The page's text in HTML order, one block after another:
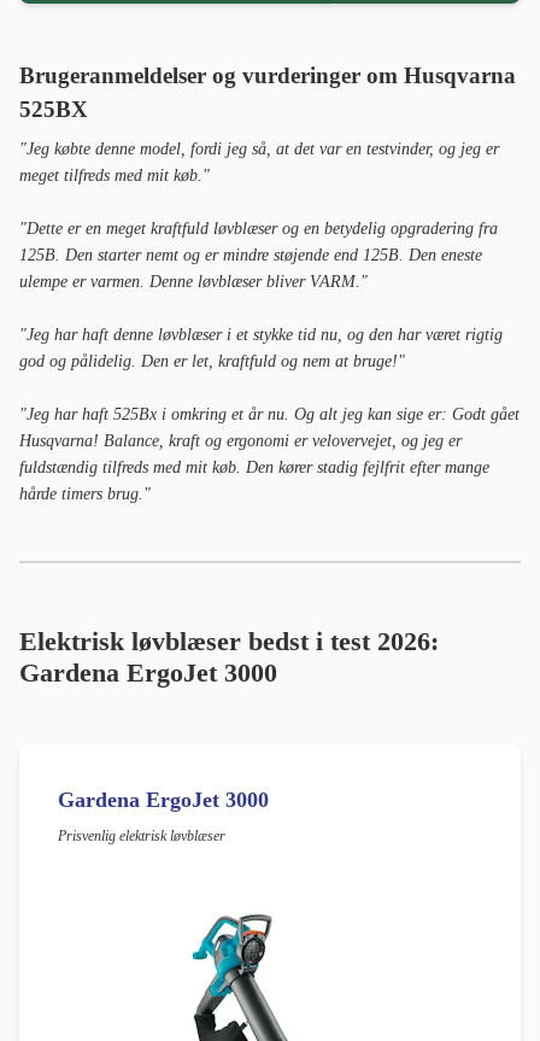
Brugeranmeldelser og vurderinger om Husqvarna
525BX
"Jeg købte denne model, fordi jeg så, at det var en testvinder, og jeg er
meget tilfreds med mit køb."
"Dette er en meget kraftfuld løvblæser og en betydelig opgradering fra
125B. Den starter nemt og er mindre støjende end 125B. Den eneste
ulempe er varmen. Denne løvblæser bliver VARM."
"Jeg har haft denne løvblæser i et stykke tid nu, og den har været rigtig
god og pålidelig. Den er let, kraftfuld og nem at bruge!"
"Jeg har haft 525Bx i omkring et år nu. Og alt jeg kan sige er: Godt gået
Husqvarna! Balance, kraft og ergonomi er velovervejet, og jeg er
fuldstændig tilfreds med mit køb. Den kører stadig fejlfrit efter mange
hårde timers brug."
Elektrisk løvblæser bedst i test 2026:
Gardena ErgoJet 3000
Gardena ErgoJet 3000
Prisvenlig elektrisk løvblæser